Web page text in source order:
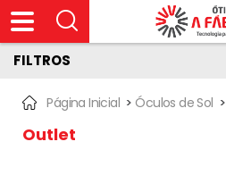
Página Inicial > Óculos de Sol >
FILTROS
Outlet